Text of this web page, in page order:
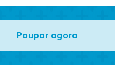
Poupar agora